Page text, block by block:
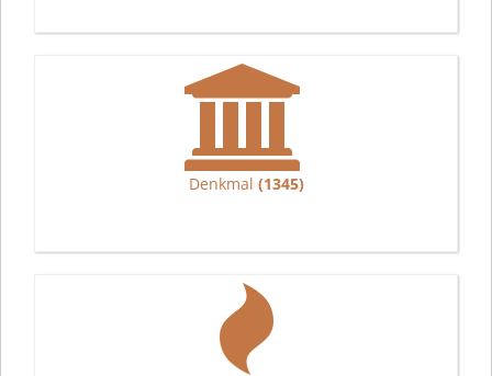
Denkmal (1345)